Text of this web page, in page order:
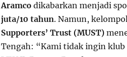
Aramcodikabarkan menjadi
juta/10 tahun. Namun,
Supporters’ Trust (MUST)
Tengah: “Kami tidak ingin